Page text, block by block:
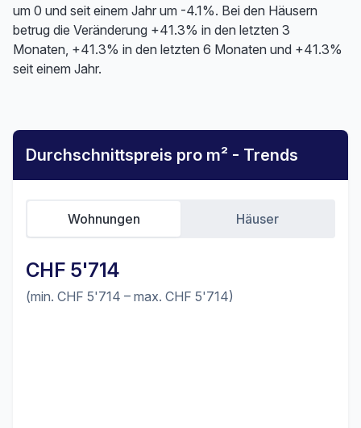
um 0 und seit einem Jahr um -4.1%. Bei den Häusern
betrug die Veränderung +41.3% in den letzten 3
Monaten, +41.3% in den letzten 6 Monaten und +41.3%
seit einem Jahr.
Durchschnittspreis pro m² - Trends
CHF 5'714
(min. CHF 5'714 – max. CHF 5'714)
Wohnungen Häuser